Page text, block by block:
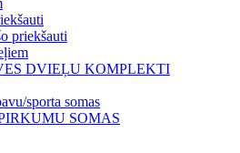
priekšauti
DVIEĻU KOMPLEKTI
sporta somas
SOMAS